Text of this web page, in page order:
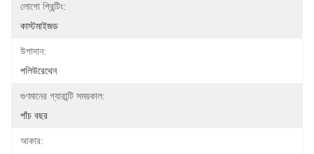
লোগো প্রিন্টিং:
কাস্টমাইজড
উপাদান:
পলিউরেথেন
গুণমানের গ্যারান্টি সময়কাল:
পাঁচ বছর
আকার: